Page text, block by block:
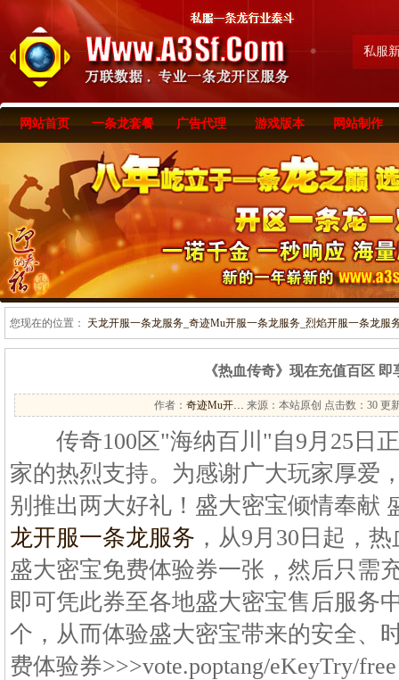
私服
网站首页 一条龙套餐 广告代理 游戏版本 网站制作
您现在的位置： 天龙开服一条龙服务_奇迹Mu开服一条龙服务_烈焰开服一条龙服
《热血传奇》现在充值百区 即
作者： 奇迹Mu开… 来源：本站原创 点击数： 30 更
传奇100区"海纳百川"自9月25日正
家的热烈支持。为感谢广大玩家厚爱
别推出两大好礼！盛大密宝倾情奉献
龙开服一条龙服务 ，从9月30日起，
盛大密宝免费体验券一张，然后只需
即可凭此券至各地盛大密宝售后服务
个，从而体验盛大密宝带来的安全、
费体验券>>>vote.poptang/eKeyTry/